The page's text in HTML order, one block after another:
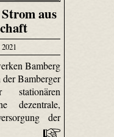
aus
Bamberg
Bamberger
dezentrale,
der